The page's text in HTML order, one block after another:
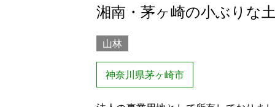
湘南・茅ヶ崎の小ぶりな
山林
神奈川県茅ヶ崎市